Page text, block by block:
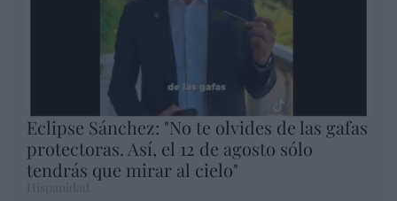
Eclipse Sánchez: "No te olvides de las gafas
protectoras. Así, el 12 de agosto sólo
tendrás que mirar al cielo"